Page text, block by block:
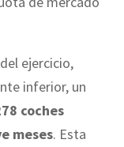
ejercicio,
inferior, un
coches
meses. Esta